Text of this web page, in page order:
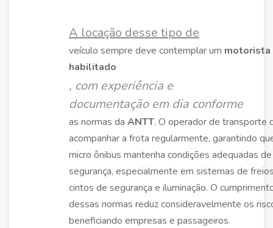
A locação desse tipo de
veículo sempre deve contemplar um motorista
habilitado
, com experiência e
documentação em dia conforme
as normas da ANTT. O operador de transporte
acompanhar a frota regularmente, garantindo
micro ônibus mantenha condições adequadas de
segurança, especialmente em sistemas de
cintos de segurança e iluminação. O
dessas normas reduz consideravelmente os
beneficiando empresas e passageiros.